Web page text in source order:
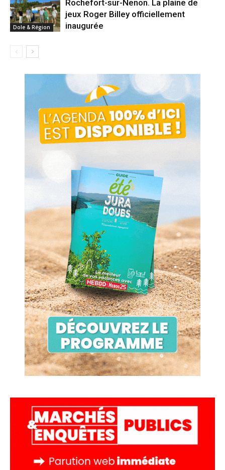
Dole & Région
Rochefort-sur-Nenon. La plaine de
jeux Roger Billey officiellement
inaugurée